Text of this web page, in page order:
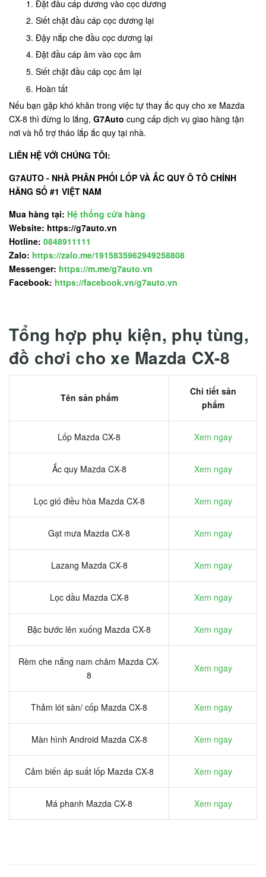
Đặt đầu cáp dương vào cọc dương
Siết chặt đầu cáp cọc dương lại
Đậy nắp che đầu cọc dương lại
Đặt đầu cáp âm vào cọc âm
Siết chặt đầu cáp cọc âm lại
Hoàn tất
Nếu bạn gặp khó khăn trong việc tự thay ắc quy cho xe Mazda
CX-8 thì đừng lo lắng, G7Auto cung cấp dịch vụ giao hàng tận
nơi và hỗ trợ tháo lắp ắc quy tại nhà.
LIÊN HỆ VỚI CHÚNG TÔI:
G7AUTO - NHÀ PHÂN PHỐI LỐP VÀ ẮC QUY Ô TÔ CHÍNH
HÃNG SỐ #1 VIỆT NAM
Mua hàng tại: Hệ thống cửa hàng
Website: https://g7auto.vn
Hotline: 0848911111
Zalo: https://zalo.me/1915835962949258808
Messenger: https://m.me/g7auto.vn
Facebook: https://facebook.vn/g7auto.vn
Tổng hợp phụ kiện, phụ tùng,
đồ chơi cho xe Mazda CX-8
Tên sản phẩm
Chi tiết sản
phẩm
Lốp Mazda CX-8 Xem ngay
Ắc quy Mazda CX-8 Xem ngay
Lọc gió điều hòa Mazda CX-8 Xem ngay
Gạt mưa Mazda CX-8 Xem ngay
Lazang Mazda CX-8 Xem ngay
Lọc dầu Mazda CX-8 Xem ngay
Bậc bước lên xuống Mazda CX-8 Xem ngay
Rèm che nắng nam châm Mazda CX-
8
Xem ngay
Thảm lót sàn/ cốp Mazda CX-8 Xem ngay
Màn hình Android Mazda CX-8 Xem ngay
Cảm biến áp suất lốp Mazda CX-8 Xem ngay
Má phanh Mazda CX-8 Xem ngay